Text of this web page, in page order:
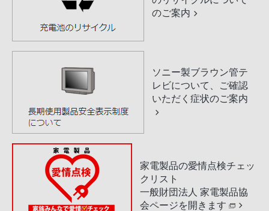
のご案内
ソニー製ブラウン管テ
レビについて、ご確認
いただく症状のご案内
家電製品の愛情点検チェッ
クリスト
一般財団法人 家電製品協
会ページを開きます